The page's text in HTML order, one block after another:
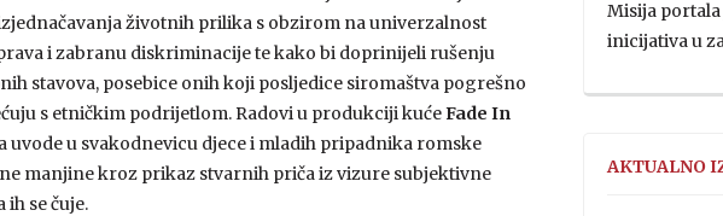
životnih prilika s obzirom na univerzalnost
i zabranu diskriminacije te kako bi doprinijeli rušenju
stavova, posebice onih koji posljedice siromaštva pogrešno
s etničkim podrijetlom. Radovi u produkciji kućeFade In
uvode u svakodnevicu djece i mladih pripadnika romske
manjine kroz prikaz stvarnih priča iz vizure subjektivne
se čuje.
Misija
inicijativa u
AKTUALNO